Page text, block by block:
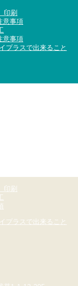
印刷
意事項
意事項
プラスで出来ること
印刷
プラスで出来ること